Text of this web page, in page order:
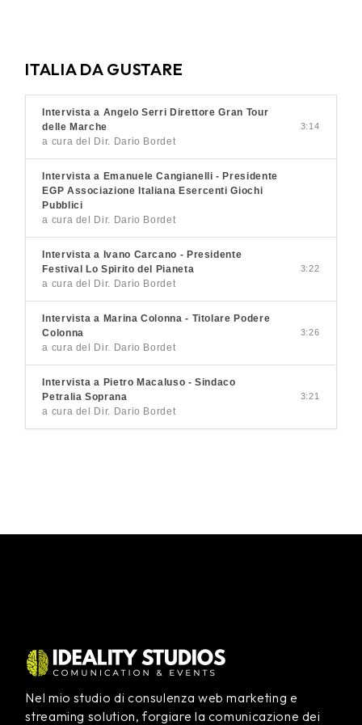
ITALIA DA GUSTARE
Intervista a Angelo Serri Direttore Gran Tour
delle Marche
a cura del Dir. Dario Bordet
3:14
Intervista a Emanuele Cangianelli - Presidente
EGP Associazione Italiana Esercenti Giochi
Pubblici
a cura del Dir. Dario Bordet
Intervista a Ivano Carcano - Presidente
Festival Lo Spirito del Pianeta
a cura del Dir. Dario Bordet
3:22
Intervista a Marina Colonna - Titolare Podere
Colonna
a cura del Dir. Dario Bordet
3:26
Intervista a Pietro Macaluso - Sindaco
Petralia Soprana
a cura del Dir. Dario Bordet
3:21
Nel mio studio di consulenza web marketing e
streaming solution, forgiare la comunicazione dei